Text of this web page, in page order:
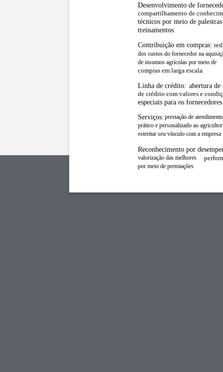
Desenvolvimento de
compartilhamento de
técnicos por meio de palestras
treinamentos
Contribuição em compras:
dos custos do fornecedor na
de insumos agrícolas por meio de
compras em larga escala
Linha de crédito: abertura de
de crédito com valores e
especiais para os fornecedores
Serviços: prestação de atendimento
prático e personalizado ao
estreitar seu vínculo com a empresa
Reconhecimento por
valorização das melhores
por meio de premiações